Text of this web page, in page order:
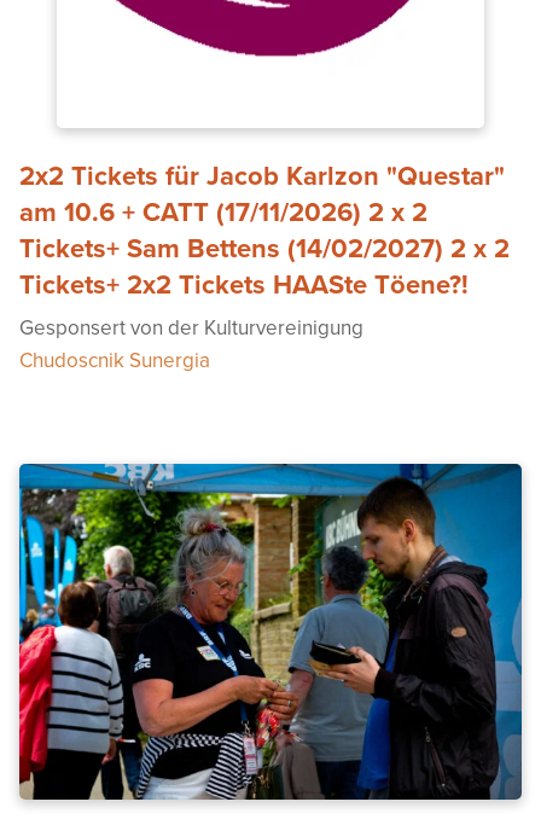
2x2 Tickets für Jacob Karlzon "Questar"
am 10.6 + CATT (17/11/2026) 2 x 2
Tickets+ Sam Bettens (14/02/2027) 2 x 2
Tickets+ 2x2 Tickets HAASte Töene?!
Gesponsert von der Kulturvereinigung
Chudoscnik Sunergia